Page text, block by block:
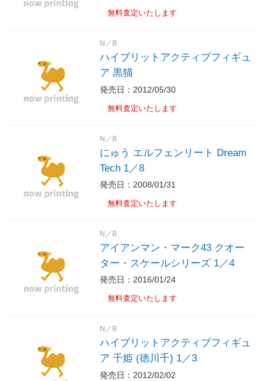
無料査定いたします
N／B
ハイブリットアクティブフィギュ
ア 黒猫
発売日：2012/05/30
無料査定いたします
N／B
にゅう エルフェンリート Dream
Tech 1／8
発売日：2008/01/31
無料査定いたします
N／B
アイアンマン・マーク43 クオー
ター・スケールシリーズ 1／4
発売日：2016/01/24
無料査定いたします
N／B
ハイブリットアクティブフィギュ
ア 千姫 (徳川千) 1／3
発売日：2012/02/02